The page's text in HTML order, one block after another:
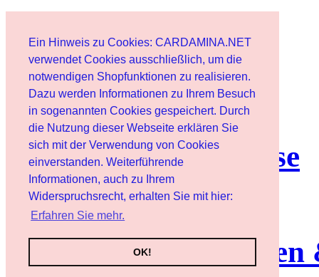
Ein Hinweis zu Cookies: CARDAMINA.NET
verwendet Cookies ausschließlich, um die
notwendigen Shopfunktionen zu realisieren.
Dazu werden Informationen zu Ihrem Besuch
in sogenannten Cookies gespeichert. Durch
die Nutzung dieser Webseite erklären Sie
sich mit der Verwendung von Cookies
einverstanden. Weiterführende
Informationen, auch zu Ihrem
Widerspruchsrecht, erhalten Sie mit hier:
Erfahren Sie mehr.
OK!
User
Newsletter
Nutzungshinweise
Service